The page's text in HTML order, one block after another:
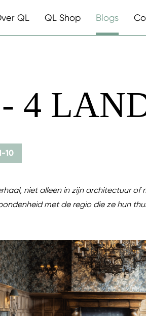
QL QL Shop Blogs
- 4
10
niet alleen in zijn architectuur of
met de regio die ze hun